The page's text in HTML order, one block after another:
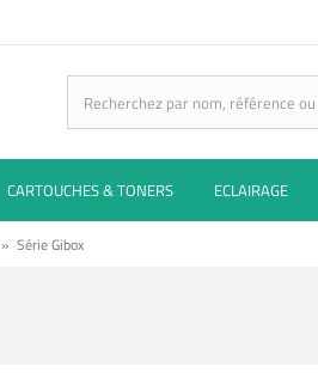
CARTOUCHES & TONERS ECLAIRAGE
» Série Gibox